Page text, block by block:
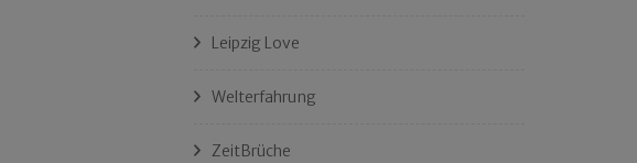
Leipzig Love
Welterfahrung
ZeitBrüche